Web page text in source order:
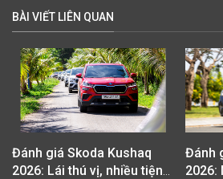
BÀI VIẾT LIÊN QUAN
Đánh giá Skoda Kushaq
2026: Lái thú vị, nhiều tiện
Đánh
2026: